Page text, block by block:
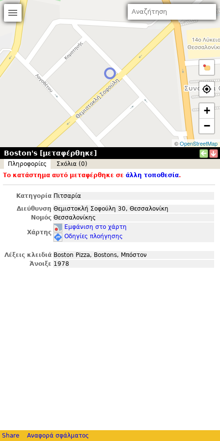
+
−
©OpenStreetMap
Boston's [μεταφέρθηκε]
Πληροφορίες
Σxόλια (0)
Το κατάστημα αυτό μεταφέρθηκε σε άλλη τοποθεσία.
Κατηγορία Πιτσαρία
Διεύθυνση Θεμιστοκλή Σοφούλη 30, Θεσσαλονίκη
Νομός Θεσσαλονίκης
Χάρτης
Εμφάνιση στο χάρτη
Οδηγίες πλοήγησης
Λέξεις κλειδιά Boston Pizza, Bostons, Μπόστον
Άνοιξε 1978
Share Αναφορά σφάλματος